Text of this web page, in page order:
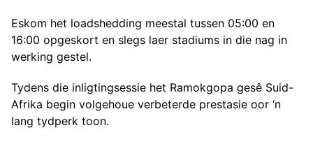
Eskom het loadshedding meestal tussen 05:00 en
16:00 opgeskort en slegs laer stadiums in die nag in
werking gestel.
Tydens die inligtingsessie het Ramokgopa gesê Suid-
Afrika begin volgehoue verbeterde prestasie oor ‘n
lang tydperk toon.